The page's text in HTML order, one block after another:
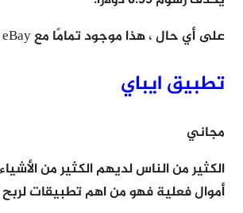
على أي حال ، هذا موجود تمامًا مع eBay عندما يتعلق الأمر بتطبيقات صنع المال. ويمكنك تنزيله على GOOGLE PLAY!
تطبيق ايباي
مجاني
أموال فعلية فهو من اهم تطبيقات لربح